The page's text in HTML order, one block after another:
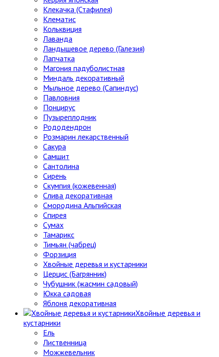
Клекачка (Стафилея)
Клематис
Кольквиция
Лаванда
Ландышевое дерево (Галезия)
Лапчатка
Магония падуболистная
Миндаль декоративный
Мыльное дерево (Сапиндус)
Павловния
Понцирус
Пузыреплодник
Рододендрон
Розмарин лекарственный
Сакура
Самшит
Сантолина
Сирень
Скумпия (кожевенная)
Слива декоративная
Смородина Альпийская
Спирея
Сумах
Тамарикс
Тимьян (чабрец)
Форзиция
Хвойные деревья и кустарники
Церцис (Багрянник)
Чубушник (жасмин садовый)
Юкка садовая
Яблоня декоративная
Хвойные деревья и
кустарники
Ель
Лиственница
Можжевельник